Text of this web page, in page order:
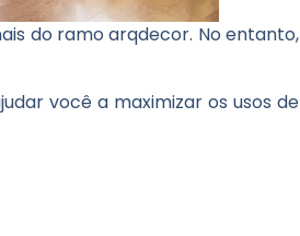
do ramo arqdecor. No entanto,
você a maximizar os usos de